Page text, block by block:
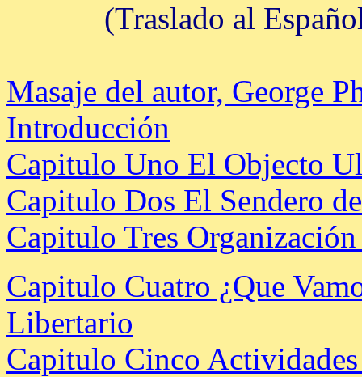
(Traslado al
Masaje del autor, George
Introducción
Capitulo Uno El Objecto
Capitulo Dos El Sendero
Capitulo Tres
Capitulo Cuatro ¿Que
Libertario
Capitulo Cinco